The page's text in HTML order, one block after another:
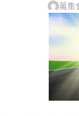
萬集